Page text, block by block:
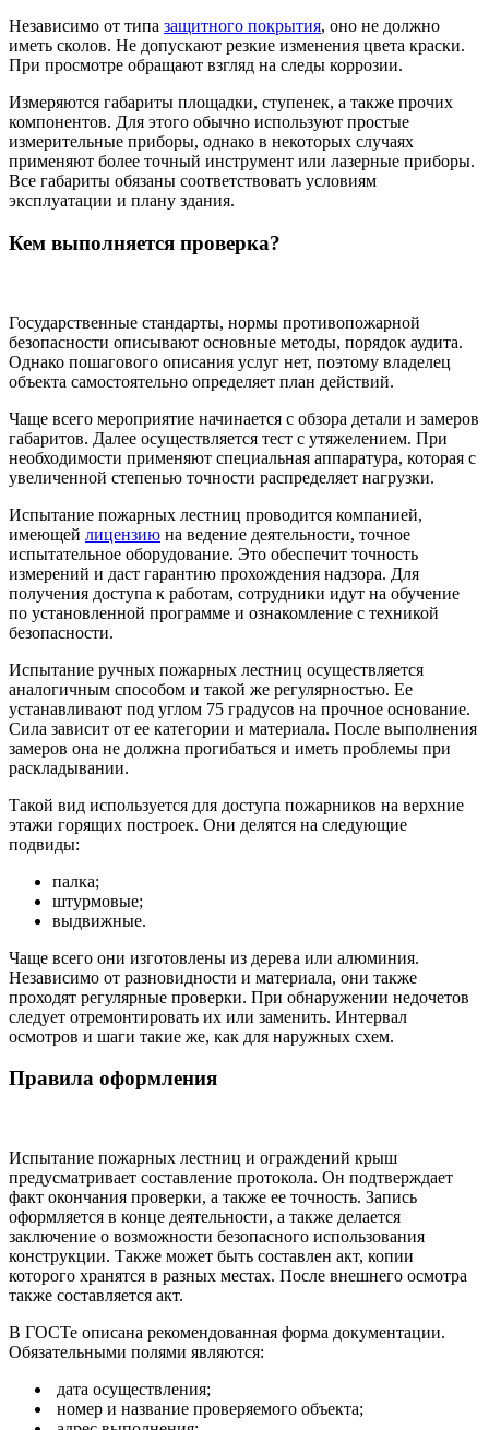
Независимо от типа защитного покрытия, оно не должно
иметь сколов. Не допускают резкие изменения цвета краски.
При просмотре обращают взгляд на следы коррозии.
Измеряются габариты площадки, ступенек, а также прочих
компонентов. Для этого обычно используют простые
измерительные приборы, однако в некоторых случаях
применяют более точный инструмент или лазерные приборы.
Все габариты обязаны соответствовать условиям
эксплуатации и плану здания.
Кем выполняется проверка?
Государственные стандарты, нормы противопожарной
безопасности описывают основные методы, порядок аудита.
Однако пошагового описания услуг нет, поэтому владелец
объекта самостоятельно определяет план действий.
Чаще всего мероприятие начинается с обзора детали и замеров
габаритов. Далее осуществляется тест с утяжелением. При
необходимости применяют специальная аппаратура, которая с
увеличенной степенью точности распределяет нагрузки.
Испытание пожарных лестниц проводится компанией,
имеющей лицензию на ведение деятельности, точное
испытательное оборудование. Это обеспечит точность
измерений и даст гарантию прохождения надзора. Для
получения доступа к работам, сотрудники идут на обучение
по установленной программе и ознакомление с техникой
безопасности.
Испытание ручных пожарных лестниц осуществляется
аналогичным способом и такой же регулярностью. Ее
устанавливают под углом 75 градусов на прочное основание.
Сила зависит от ее категории и материала. После выполнения
замеров она не должна прогибаться и иметь проблемы при
раскладывании.
Такой вид используется для доступа пожарников на верхние
этажи горящих построек. Они делятся на следующие
подвиды:
палка;
штурмовые;
выдвижные.
Чаще всего они изготовлены из дерева или алюминия.
Независимо от разновидности и материала, они также
проходят регулярные проверки. При обнаружении недочетов
следует отремонтировать их или заменить. Интервал
осмотров и шаги такие же, как для наружных схем.
Правила оформления
Испытание пожарных лестниц и ограждений крыш
предусматривает составление протокола. Он подтверждает
факт окончания проверки, а также ее точность. Запись
оформляется в конце деятельности, а также делается
заключение о возможности безопасного использования
конструкции. Также может быть составлен акт, копии
которого хранятся в разных местах. После внешнего осмотра
также составляется акт.
В ГОСТе описана рекомендованная форма документации.
Обязательными полями являются:
дата осуществления;
номер и название проверяемого объекта;